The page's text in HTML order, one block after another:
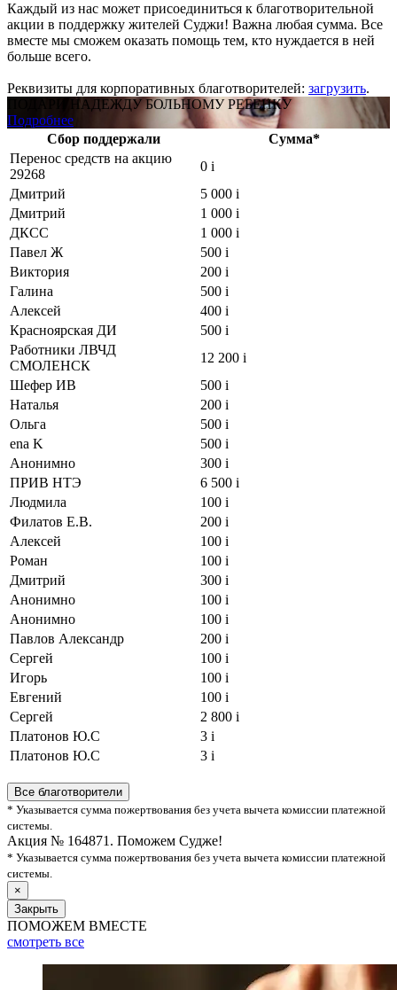
Каждый из нас может присоединиться к благотворительной
акции в поддержку жителей Суджи! Важна любая сумма. Все
вместе мы сможем оказать помощь тем, кто нуждается в ней
больше всего.
Реквизиты для корпоративных благотворителей: загрузить.
ПОДАРИ НАДЕЖДУ БОЛЬНОМУ РЕБЕНКУ
Подробнее
Сбор поддержали
Сумма*
Перенос средств на акцию
29268
0 i
Дмитрий
5 000 i
Дмитрий
1 000 i
ДКСС
1 000 i
Павел Ж
500 i
Виктория
200 i
Галина
500 i
Алексей
400 i
Красноярская ДИ
500 i
Работники ЛВЧД
СМОЛЕНСК
12 200 i
Шефер ИВ
500 i
Наталья
200 i
Ольга
500 i
ena K
500 i
Анонимно
300 i
ПРИВ НТЭ
6 500 i
Людмила
100 i
Филатов Е.В.
200 i
Алексей
100 i
Роман
100 i
Дмитрий
300 i
Анонимно
100 i
Анонимно
100 i
Павлов Александр
200 i
Сергей
100 i
Игорь
100 i
Евгений
100 i
Сергей
2 800 i
Платонов Ю.С
3 i
Платонов Ю.С
3 i
Все благотворители
* Указывается сумма пожертвования без учета вычета комиссии платежной
системы.
Акция № 164871. Поможем Судже!
* Указывается сумма пожертвования без учета вычета комиссии платежной
системы.
×
Закрыть
ПОМОЖЕМ ВМЕСТЕ
смотреть все